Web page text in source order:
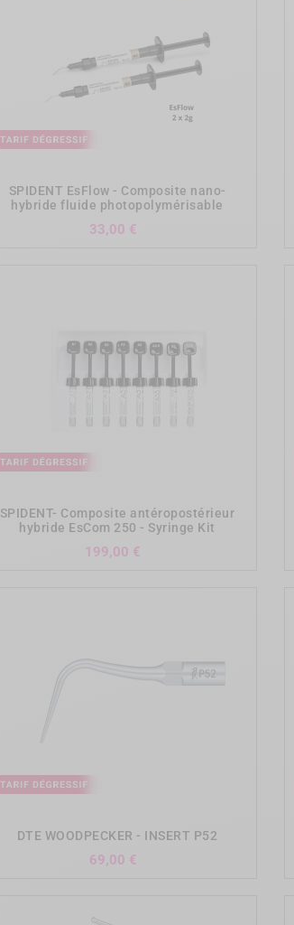
SPIDENT EsFlow - Composite nano-
hybride fluide photopolymérisable
33,00 €
SPIDENT- Composite antéropostérieur
hybride EsCom 250 - Syringe Kit
199,00 €
DTE WOODPECKER - INSERT P52
69,00 €